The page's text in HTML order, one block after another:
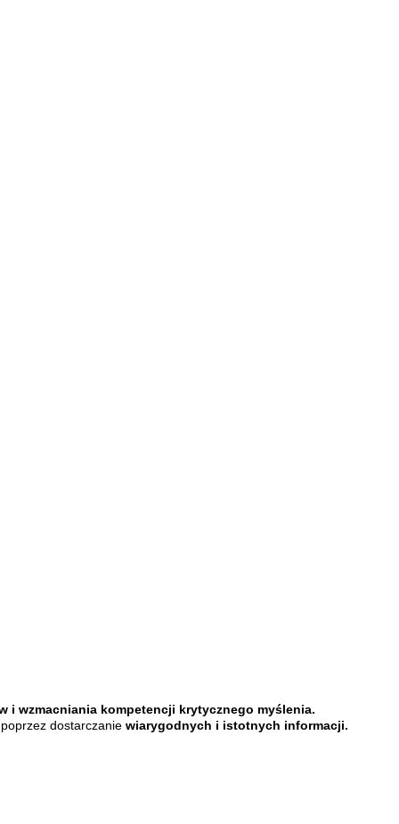
i wzmacniania kompetencji krytycznego myślenia.
dostarczanie wiarygodnych i istotnych informacji.